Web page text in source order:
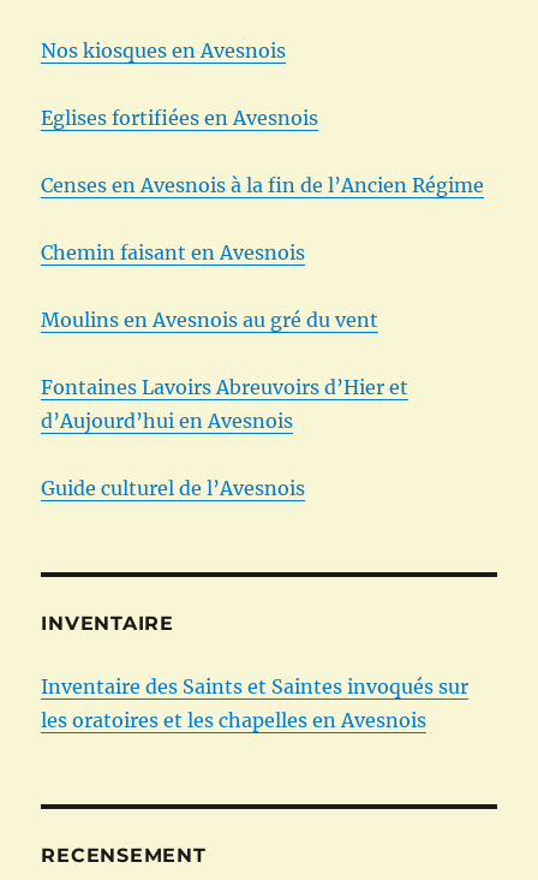
Nos kiosques en Avesnois
Eglises fortifiées en Avesnois
Censes en Avesnois à la fin de l’Ancien Régime
Chemin faisant en Avesnois
Moulins en Avesnois au gré du vent
Fontaines Lavoirs Abreuvoirs d’Hier et
d’Aujourd’hui en Avesnois
Guide culturel de l’Avesnois
INVENTAIRE
Inventaire des Saints et Saintes invoqués sur
les oratoires et les chapelles en Avesnois
RECENSEMENT